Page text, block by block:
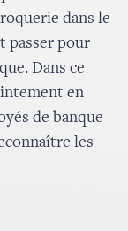
dans le
passer pour
Dans ce
en
de banque
les